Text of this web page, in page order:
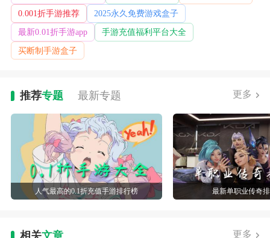
0.001折手游推荐
2025永久免费游戏盒子
最新0.01折手游app
手游充值福利平台大全
买断制手游盒子
推荐专题 最新专题 更多
人气最高的0.1折充值手游排行榜 最新单职业传奇
更多